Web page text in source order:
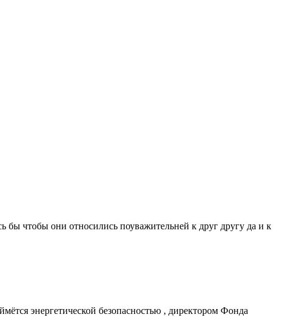
бы чтобы они относились поуважительней к друг другу да и к
энергетической безопасностью , директором Фонда